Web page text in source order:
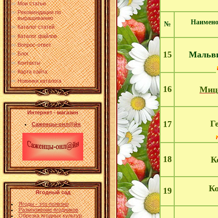
Мои статьи
Рекомендации по
выращиванию
Каталог статей
Каталог файлов
Вопрос-ответ
Блог
Контакты
Карта сайта
Новинки каталога
Интернет - магазин
Саженцы-онл@йн
Ягодный сад
Ягоды - это полезно
Размножение ягодников
Обрезка ягодных культур
№
15
16
17
18
19